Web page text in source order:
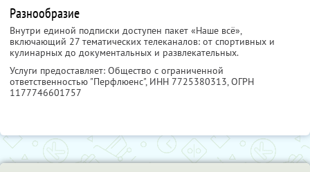
Разнообразие
Внутри единой подписки доступен пакет «Наше всё»,
включающий 27 тематических телеканалов: от спортивных и
кулинарных до документальных и развлекательных.
Услуги предоставляет: Общество с ограниченной
ответственностью "Перфлюенс", ИНН 7725380313, ОГРН
1177746601757